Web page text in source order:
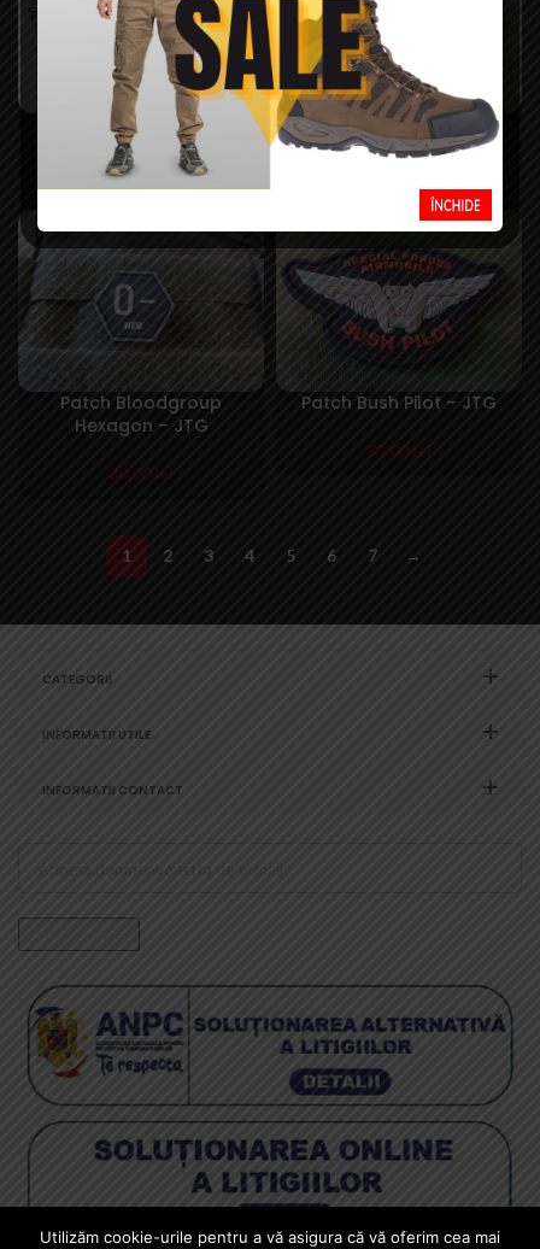
Patch 4″ C4 – PTS
35,00
Patch BH – JTG
Patch Bloodgroup
Hexagon – JTG
30,00lei
Patch Bush Pilot – JTG
35,00lei
1 2 3 4 5 6 7 →
CATEGORII
INFORMATII UTILE
INFORMATII CONTACT
Utilizăm cookie-urile pentru a vă asigura că vă oferim cea mai